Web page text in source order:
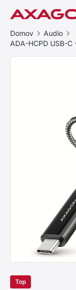
Domov
Audio
ADA-HCPD USB-
Top